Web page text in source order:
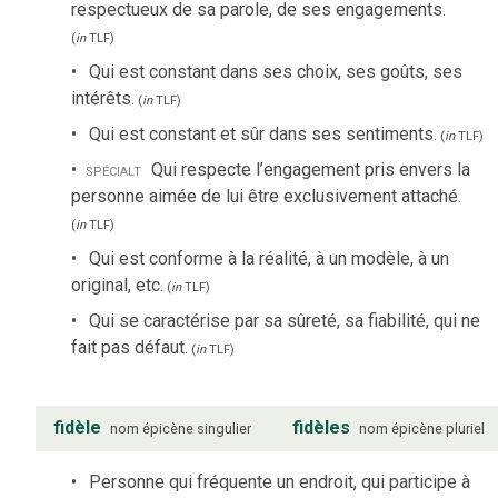
respectueux de sa parole, de ses engagements.
(inTLF)
Qui est constant dans ses choix, ses goûts, ses
intérêts. (inTLF)
Qui est constant et sûr dans ses sentiments. (inTLF)
spécialt Qui respecte l’engagement pris envers la
personne aimée de lui être exclusivement attaché.
(inTLF)
Qui est conforme à la réalité, à un modèle, à un
original, etc. (inTLF)
Qui se caractérise par sa sûreté, sa fiabilité, qui ne
fait pas défaut. (inTLF)
fidèle nom épicène singulier fidèles nom épicène pluriel
Personne qui fréquente un endroit, qui participe à